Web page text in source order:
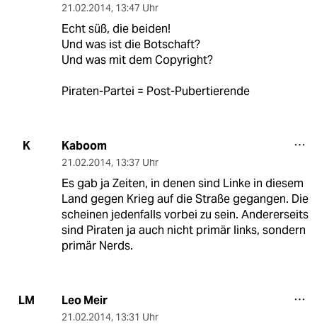
21.02.2014, 13:47 Uhr
Echt süß, die beiden!
Und was ist die Botschaft?
Und was mit dem Copyright?
Piraten-Partei = Post-Pubertierende
K Kaboom
21.02.2014, 13:37 Uhr
Es gab ja Zeiten, in denen sind Linke in diesem
Land gegen Krieg auf die Straße gegangen. Die
scheinen jedenfalls vorbei zu sein. Andererseits
sind Piraten ja auch nicht primär links, sondern
primär Nerds.
LM Leo Meir
21.02.2014, 13:31 Uhr